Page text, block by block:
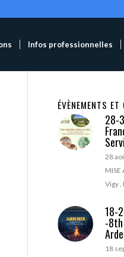
Infos professionnelles
ÉVÈNEMENTS ET
28-
28
MISE
Vigy
18-
-
18